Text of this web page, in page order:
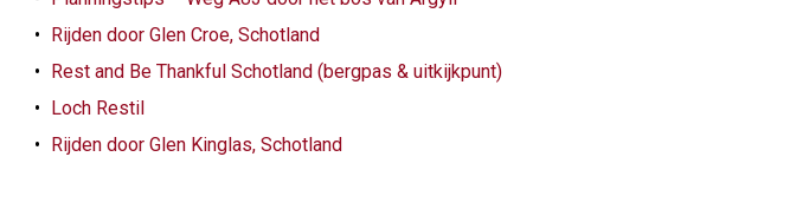
Rijden door Glen Croe, Schotland
Rest and Be Thankful Schotland (bergpas & uitkijkpunt)
Loch Restil
Rijden door Glen Kinglas, Schotland